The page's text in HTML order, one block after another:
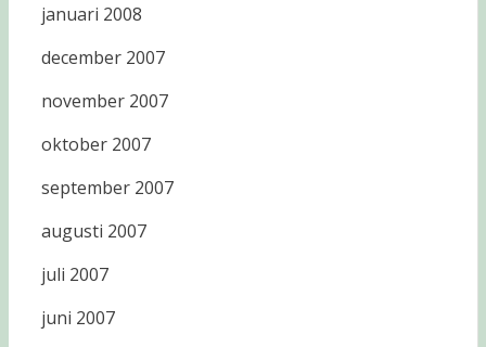
januari 2008
december 2007
november 2007
oktober 2007
september 2007
augusti 2007
juli 2007
juni 2007